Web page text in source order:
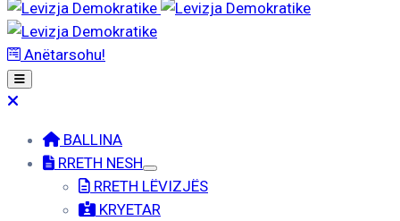
Anëtarsohu!
BALLINA
RRETH NESH
RRETH LËVIZJËS
KRYETAR